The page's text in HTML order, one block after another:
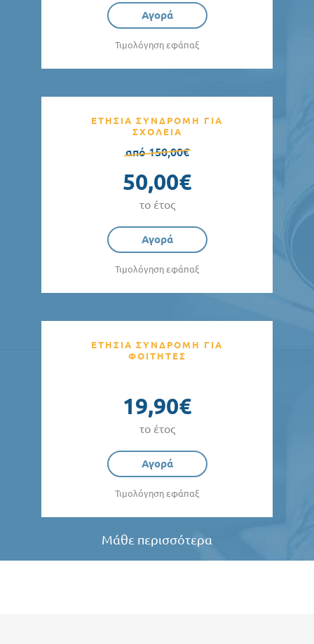
Αγορά
Τιμολόγηση εφάπαξ
ΕΤΗΣΙΑ ΣΥΝΔΡΟΜΗ ΓΙΑ
ΣΧΟΛΕΙΑ
από 150,00€
50,00€
το έτος
Αγορά
Τιμολόγηση εφάπαξ
ΕΤΗΣΙΑ ΣΥΝΔΡΟΜΗ ΓΙΑ
ΦΟΙΤΗΤΕΣ
19,90€
το έτος
Αγορά
Τιμολόγηση εφάπαξ
Μάθε περισσότερα